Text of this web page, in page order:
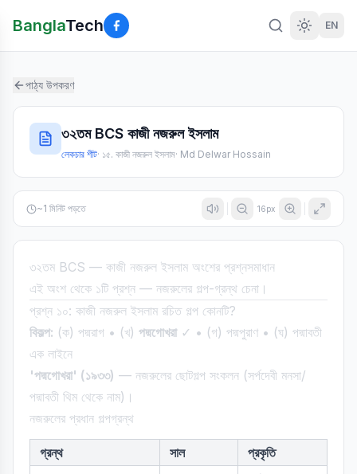
BanglaTech EN
পাঠ্য উপকরণ
৩২তম BCS কাজী নজরুল ইসলাম
লেকচার শীট· ১৫. কাজী নজরুল ইসলাম· Md Delwar Hossain
~1 মিনিট পড়তে 16px
৩২তম BCS — কাজী নজরুল ইসলাম অংশের প্রশ্নসমাধান
এই অংশ থেকে ১টি প্রশ্ন — নজরুলের গল্প-গ্রন্থ চেনা।
প্রশ্ন ১০: কাজী নজরুল ইসলাম রচিত গল্প কোনটি?
বিকল্প: (ক) পদ্মরাগ • (খ) পদ্মগোখরা✓ • (গ) পদ্মপুরাণ • (ঘ) পদ্মাবতী
এক লাইনে
'পদ্মগোখরা' (১৯৩৩) — নজরুলের ছোটগল্প সংকলন (সর্পদেবী মনসা/
পদ্মাবতী থিম থেকে নাম)।
নজরুলের প্রধান গল্পগ্রন্থ
গ্রন্থ সাল
প্রকৃতি